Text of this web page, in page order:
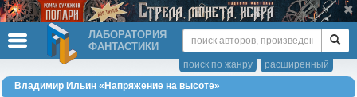
ЛАБОРАТОРИЯ
ФАНТАСТИКИ
расширенный
поиск по жанру
Владимир Ильин «Напряжение на высоте»